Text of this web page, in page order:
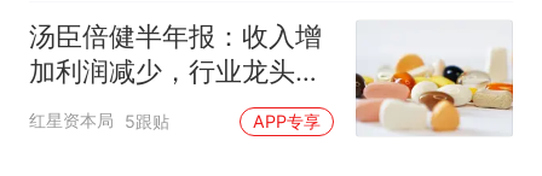
汤臣倍健半年报：收入增
加利润减少，行业龙头的
AB面
红星资本局 5跟贴 APP专享